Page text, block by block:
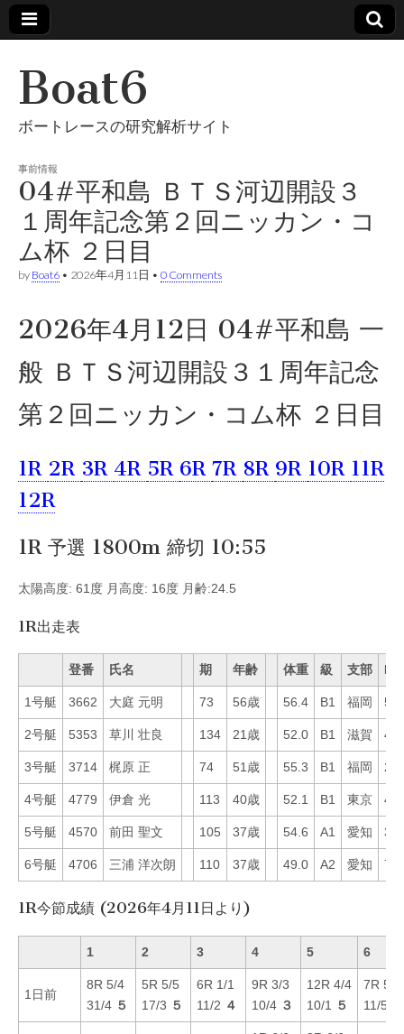
Boat6
ボートレースの研究解析サイト
事前情報
04#平和島 ＢＴＳ河辺開設３
１周年記念第２回ニッカン・コ
ム杯 ２日目
by Boat6 • 2026年4月11日 • 0 Comments
2026年4月12日 04#平和島 一
般 ＢＴＳ河辺開設３１周年記念
第２回ニッカン・コム杯 ２日目
1R 2R 3R 4R 5R 6R 7R 8R 9R 10R 11R
12R
1R 予選 1800m 締切 10:55
太陽高度: 61度 月高度: 16度 月齢:24.5
1R出走表
登番 氏名 期 年齢 体重 級 支部 Mo
1号艇 3662 大庭 元明 73 56歳 56.4 B1 福岡 56
2号艇 5353 草川 壮良 134 21歳 52.0 B1 滋賀 41
3号艇 3714 梶原 正 74 51歳 55.3 B1 福岡 28
4号艇 4779 伊倉 光 113 40歳 52.1 B1 東京 45
5号艇 4570 前田 聖文 105 37歳 54.6 A1 愛知 36
6号艇 4706 三浦 洋次朗 110 37歳 49.0 A2 愛知 74
1R今節成績 (2026年4月11日より)
1 2 3 4 5 6
1日前
8R 5/4
31/4 ５
5R 5/5
17/3 ５
6R 1/1
11/2 ４
9R 3/3
10/4 ３
12R 4/4
10/1
５
7R 5/5
11/5